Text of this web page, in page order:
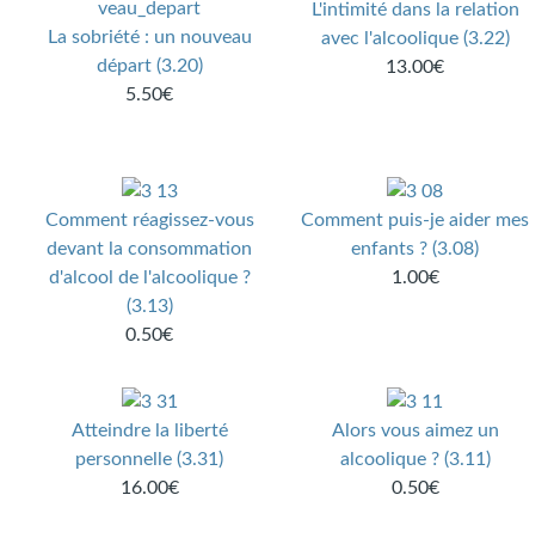
La sobriété : un nouveau
départ (3.20)
5.50€
L'intimité dans la relation
avec l'alcoolique (3.22)
13.00€
Comment réagissez-vous
devant la consommation
d'alcool de l'alcoolique ?
(3.13)
0.50€
Comment puis-je aider mes
enfants ? (3.08)
1.00€
Atteindre la liberté
personnelle (3.31)
16.00€
Alors vous aimez un
alcoolique ? (3.11)
0.50€